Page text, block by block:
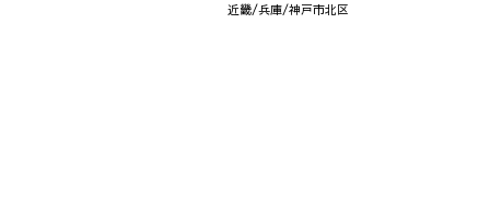
近畿/兵庫/神戸市北区